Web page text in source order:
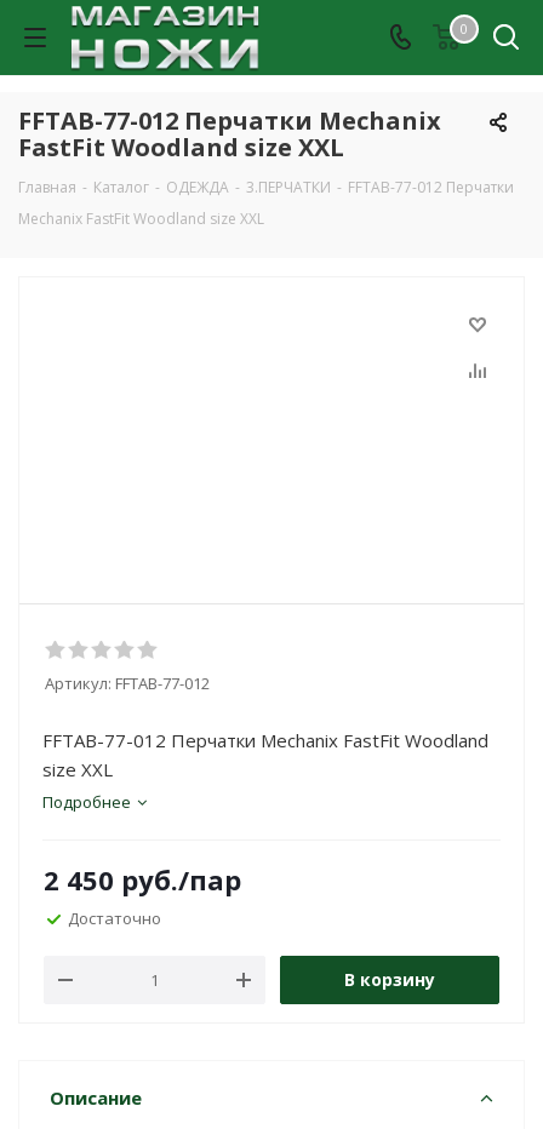
0
FFTAB-77-012 Перчатки Mechanix
FastFit Woodland size XXL
Главная - Каталог - ОДЕЖДА - 3.ПЕРЧАТКИ - FFTAB-77-012 Перчатки
Mechanix FastFit Woodland size XXL
Артикул: FFTAB-77-012
FFTAB-77-012 Перчатки Mechanix FastFit Woodland
size XXL
Подробнее
2 450 руб./пар
Достаточно
В корзину
Описание